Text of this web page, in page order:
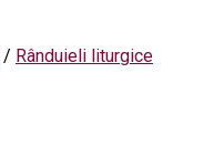
/ Rânduieli liturgice